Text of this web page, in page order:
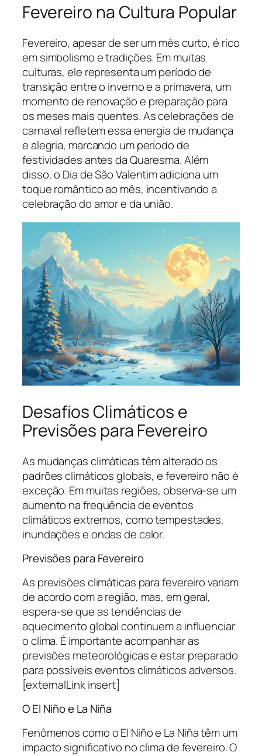
Fevereiro na Cultura Popular
Fevereiro, apesar de ser um mês curto, é rico
em simbolismo e tradições. Em muitas
culturas, ele representa um período de
transição entre o inverno e a primavera, um
momento de renovação e preparação para
os meses mais quentes. As celebrações de
carnaval refletem essa energia de mudança
e alegria, marcando um período de
festividades antes da Quaresma. Além
disso, o Dia de São Valentim adiciona um
toque romântico ao mês, incentivando a
celebração do amor e da união.
Desafios Climáticos e
Previsões para Fevereiro
As mudanças climáticas têm alterado os
padrões climáticos globais, e fevereiro não é
exceção. Em muitas regiões, observa-se um
aumento na frequência de eventos
climáticos extremos, como tempestades,
inundações e ondas de calor.
Previsões para Fevereiro
As previsões climáticas para fevereiro variam
de acordo com a região, mas, em geral,
espera-se que as tendências de
aquecimento global continuem a influenciar
o clima. É importante acompanhar as
previsões meteorológicas e estar preparado
para possíveis eventos climáticos adversos.
[externalLink insert]
O El Niño e La Niña
Fenômenos como o El Niño e La Niña têm um
impacto significativo no clima de fevereiro. O